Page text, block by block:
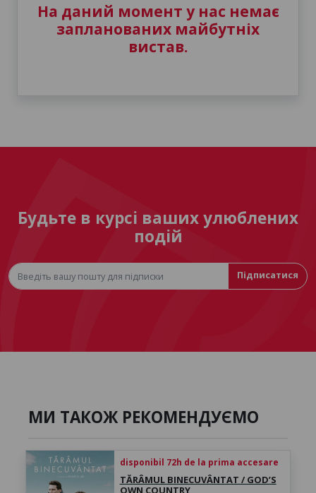
На даний момент у нас немає
запланованих майбутніх
вистав.
Будьте в курсі ваших улюблених
подій
Підписатися
МИ ТАКОЖ РЕКОМЕНДУЄМО
disponibil 72h de la prima accesare
TĂRÂMUL BINECUVÂNTAT / GOD’S
OWN COUNTRY